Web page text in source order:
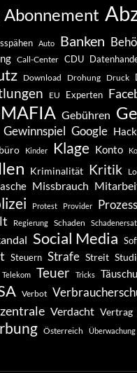
Abonnement
Auto Banken
Call-Center CDU
Download Drohung Druck
EU Experten
Gebühren
Gewinnspiel Google
Kinder Klage Konto
Kriminalität Kritik
Missbrauch
Protest Provider Prozess
Regierung Schaden
Social Media
Steuern Strafe Streit
Telekom Teuer Tricks
Verbot
Verdacht Vertrag
Österreich Überwachung